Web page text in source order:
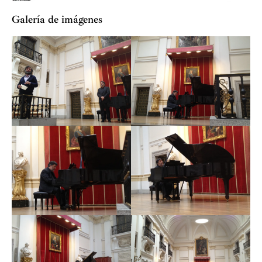
dedicación a la música española contemporánea, siendo
en la actualidad una indudable referencia interpretativa
y un estímulo constante para la composición de nuevas
obras que aumentan el patrimonio musical de nuestro
país. Un repertorio con el que está identificado de tal
modo que Pedro Aizpurua escribió uno de los mayores
elogios que un autor puede hacer a un intérprete: “Ha
penetrado en mis obras de manera muy sutil; tanto que,
incluso, me ha hecho conocer matices que yo no
hubiera advertido por mí mismo”.
Fernández Magdaleno ha protagonizado más de
doscientos cincuenta estrenos absolutos de música
española para piano de más de setenta compositores.
Además, ha rescatado numerosas partituras de autores
españoles olvidados injustamente, presentando
integrales de músicos como Félix-Antonio, Enrique
Galería de imágenes